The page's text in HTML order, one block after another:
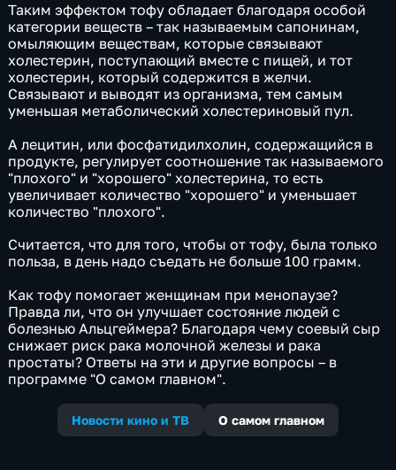
Таким эффектом тофу обладает благодаря особой
категории веществ – так называемым сапонинам,
омыляющим веществам, которые связывают
холестерин, поступающий вместе с пищей, и тот
холестерин, который содержится в желчи.
Связывают и выводят из организма, тем самым
уменьшая метаболический холестериновый пул.
А лецитин, или фосфатидилхолин, содержащийся в
продукте, регулирует соотношение так называемого
"плохого" и "хорошего" холестерина, то есть
увеличивает количество "хорошего" и уменьшает
количество "плохого".
Считается, что для того, чтобы от тофу, была только
польза, в день надо съедать не больше 100 грамм.
Как тофу помогает женщинам при менопаузе?
Правда ли, что он улучшает состояние людей с
болезнью Альцгеймера? Благодаря чему соевый сыр
снижает риск рака молочной железы и рака
простаты? Ответы на эти и другие вопросы – в
программе "О самом главном".
Новости кино и ТВ О самом главном